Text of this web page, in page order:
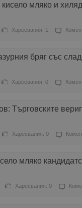
мляко и
Харесвания: 1
бряг със
Харесвания: 0
Търговските
Харесвания: 0
мляко
Харесвания: 0